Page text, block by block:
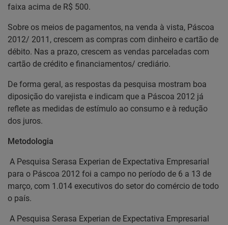
faixa acima de R$ 500.
Sobre os meios de pagamentos, na venda à vista, Páscoa
2012/ 2011, crescem as compras com dinheiro e cartão de
débito. Nas a prazo, crescem as vendas parceladas com
cartão de crédito e financiamentos/ crediário.
De forma geral, as respostas da pesquisa mostram boa
diposição do varejista e indicam que a Páscoa 2012 já
reflete as medidas de estímulo ao consumo e à redução
dos juros.
Metodologia
A Pesquisa Serasa Experian de Expectativa Empresarial
para o Páscoa 2012 foi a campo no período de 6 a 13 de
março, com 1.014 executivos do setor do comércio de todo
o país.
A Pesquisa Serasa Experian de Expectativa Empresarial